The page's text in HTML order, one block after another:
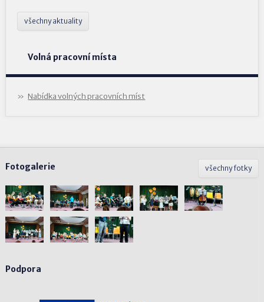
všechny aktuality
Volná pracovní místa
Nabídka volných pracovních míst
všechny fotky
Fotogalerie
Podpora